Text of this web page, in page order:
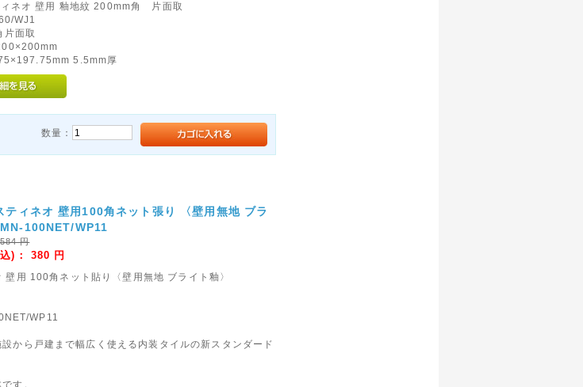
ネオ 壁用 釉地紋 200mm角 片面取
WJ1
片面取
5.5mm厚
数量：
ィネオ 壁用100角ネット張り 〈壁用無地 ブラ
100NET/WP11
584円
)： 380 円
壁用 100角ネット貼り〈壁用無地 ブライト釉〉
WP11
設から戸建まで幅広く使える内装タイルの新スタンダード
す。